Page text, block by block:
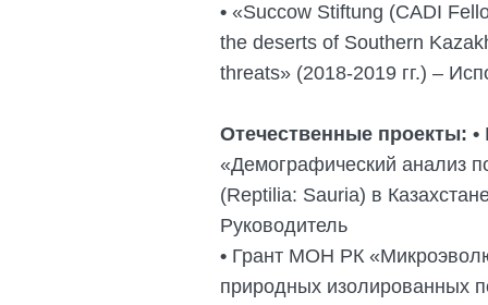
• «Succow Stiftung (CADI
the deserts of Southern
threats» (2018-2019 гг.) –
Отечественные проекты: •
«Демографический анализ
(Reptilia: Sauria) в
Руководитель
• Грант МОН РК
природных изолированных